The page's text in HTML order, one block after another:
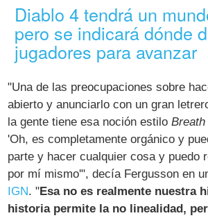
Diablo 4 tendrá un
pero se indicará dónde
jugadores para avanzar
"Una de las preocupaciones sobre
abierto y anunciarlo con un gran
la gente tiene esa noción estilo
'Oh, es completamente orgánico y
parte y hacer cualquier cosa y puedo
por mí mismo'", decía Fergusson en
IGN. "Esa no es realmente nuestra
historia permite la no linealidad,